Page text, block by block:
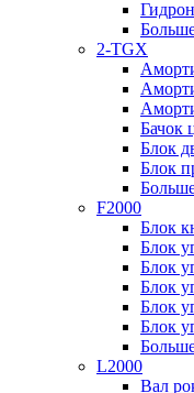
2-TGX
Бачок
Блок
Блок
F2000
Блок
Блок
Блок
Блок
Блок
Блок
L2000
Вал